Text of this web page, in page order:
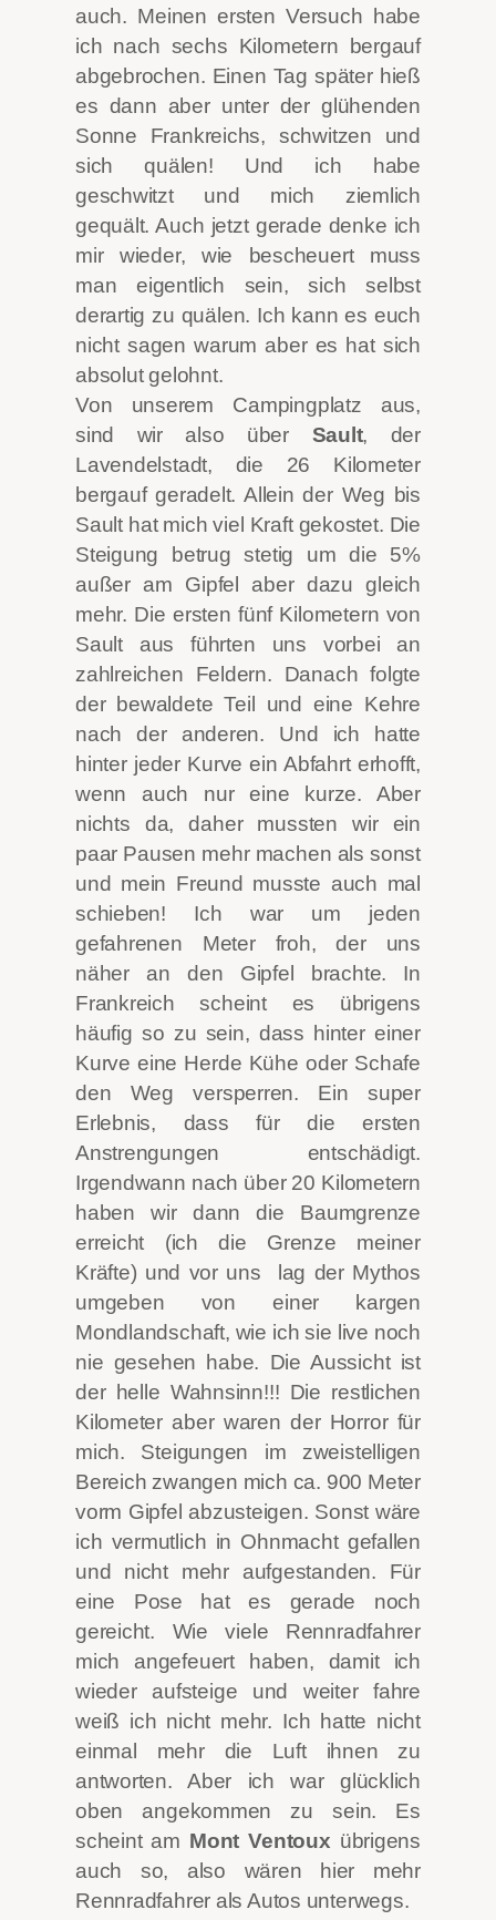
auch. Meinen ersten Versuch habe
ich nach sechs Kilometern bergauf
abgebrochen. Einen Tag später hieß
es dann aber unter der glühenden
Sonne Frankreichs, schwitzen und
sich quälen! Und ich habe
geschwitzt und mich ziemlich
gequält. Auch jetzt gerade denke ich
mir wieder, wie bescheuert muss
man eigentlich sein, sich selbst
derartig zu quälen. Ich kann es euch
nicht sagen warum aber es hat sich
absolut gelohnt.
Von unserem Campingplatz aus,
sind wir also über Sault, der
Lavendelstadt, die 26 Kilometer
bergauf geradelt. Allein der Weg bis
Sault hat mich viel Kraft gekostet. Die
Steigung betrug stetig um die 5%
außer am Gipfel aber dazu gleich
mehr. Die ersten fünf Kilometern von
Sault aus führten uns vorbei an
zahlreichen Feldern. Danach folgte
der bewaldete Teil und eine Kehre
nach der anderen. Und ich hatte
hinter jeder Kurve ein Abfahrt erhofft,
wenn auch nur eine kurze. Aber
nichts da, daher mussten wir ein
paar Pausen mehr machen als sonst
und mein Freund musste auch mal
schieben! Ich war um jeden
gefahrenen Meter froh, der uns
näher an den Gipfel brachte. In
Frankreich scheint es übrigens
häufig so zu sein, dass hinter einer
Kurve eine Herde Kühe oder Schafe
den Weg versperren. Ein super
Erlebnis, dass für die ersten
Anstrengungen entschädigt.
Irgendwann nach über 20 Kilometern
haben wir dann die Baumgrenze
erreicht (ich die Grenze meiner
Kräfte) und vor uns lag der Mythos
umgeben von einer kargen
Mondlandschaft, wie ich sie live noch
nie gesehen habe. Die Aussicht ist
der helle Wahnsinn!!! Die restlichen
Kilometer aber waren der Horror für
mich. Steigungen im zweistelligen
Bereich zwangen mich ca. 900 Meter
vorm Gipfel abzusteigen. Sonst wäre
ich vermutlich in Ohnmacht gefallen
und nicht mehr aufgestanden. Für
eine Pose hat es gerade noch
gereicht. Wie viele Rennradfahrer
mich angefeuert haben, damit ich
wieder aufsteige und weiter fahre
weiß ich nicht mehr. Ich hatte nicht
einmal mehr die Luft ihnen zu
antworten. Aber ich war glücklich
oben angekommen zu sein. Es
scheint am Mont Ventoux übrigens
auch so, also wären hier mehr
Rennradfahrer als Autos unterwegs.